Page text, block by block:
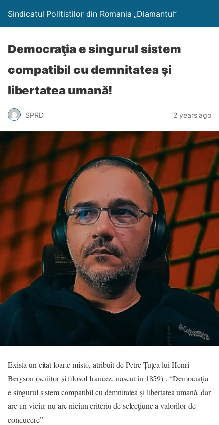
Sindicatul Politistilor din Romania „Diamantul”
Democraţia e singurul sistem
compatibil cu demnitatea şi
libertatea umană!
SPRD 2 years ago
Exista un citat foarte misto, atribuit de Petre Țuțea lui Henri
Bergson (scriitor și filosof francez, nascut in 1859) : “Democraţia
e singurul sistem compatibil cu demnitatea şi libertatea umană, dar
are un viciu: nu are niciun criteriu de selecţiune a valorilor de
conducere”.